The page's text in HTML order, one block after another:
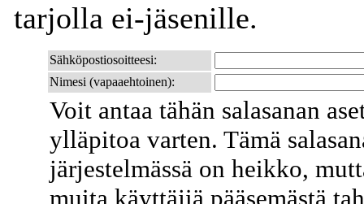
tarjolla ei-jäsenille.
Sähköpostiosoitteesi:
Nimesi (vapaaehtoinen):
Voit antaa tähän salasanan
ylläpitoa varten. Tämä
järjestelmässä on heikko,
muita käyttäjiä pääsemästä